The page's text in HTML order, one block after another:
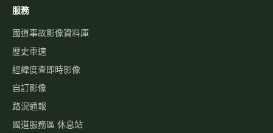
服務
國道事故影像資料庫
歷史車速
經緯度查即時影像
自訂影像
路況通報
國道服務區 休息站